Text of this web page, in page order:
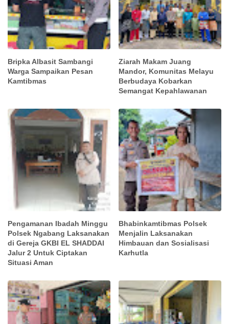
Bripka Albasit Sambangi
Warga Sampaikan Pesan
Kamtibmas
Ziarah Makam Juang
Mandor, Komunitas Melayu
Berbudaya Kobarkan
Semangat Kepahlawanan
Pengamanan Ibadah Minggu
Polsek Ngabang Laksanakan
di Gereja GKBI EL SHADDAI
Jalur 2 Untuk Ciptakan
Situasi Aman
Bhabinkamtibmas Polsek
Menjalin Laksanakan
Himbauan dan Sosialisasi
Karhutla